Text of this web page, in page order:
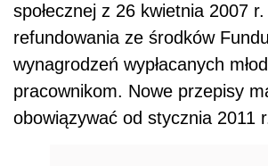
społecznej z 26 kwietnia 2007
refundowania ze środków
wynagrodzeń wypłacanych
pracownikom. Nowe przepisy
obowiązywać od stycznia 2011